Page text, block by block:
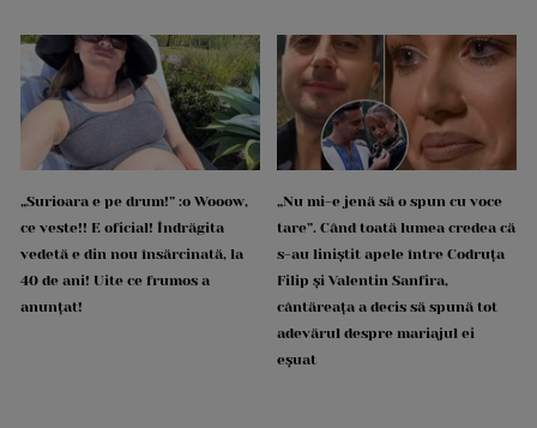
„Surioara e pe drum!” :o Wooow,
ce veste!! E oficial! Îndrăgita
vedetă e din nou însărcinată, la
40 de ani! Uite ce frumos a
anunțat!
„Nu mi-e jenă să o spun cu voce
tare”. Când toată lumea credea că
s-au liniștit apele între Codruța
Filip și Valentin Sanfira,
cântăreața a decis să spună tot
adevărul despre mariajul ei
eșuat